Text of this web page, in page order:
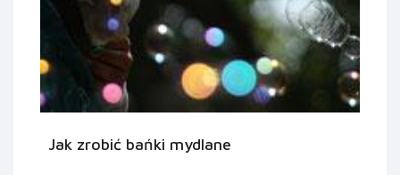
Jak zrobić bańki mydlane